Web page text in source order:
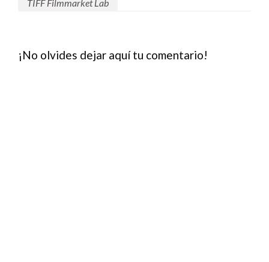
TIFF Filmmarket Lab
¡No olvides dejar aquí tu comentario!